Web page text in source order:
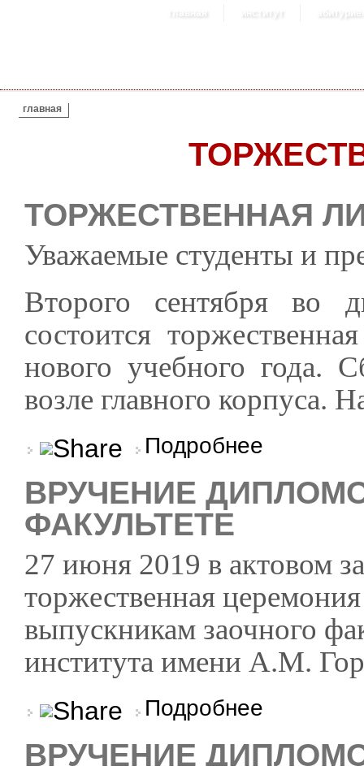
главная институт
ВЫ ЗДЕСЬ
главная
ТОРЖЕСТВЕННАЯ
Уважаемые студенты и
Второго сентября во
состоится
нового учебного года.
возле главного корпуса.
Подробнее
ВРУЧЕНИЕ
ФАКУЛЬТЕТЕ
27 июня 2019 в актовом
торжественная
выпускникам заочного
института имени А.М.
Подробнее
ВРУЧЕНИЕ